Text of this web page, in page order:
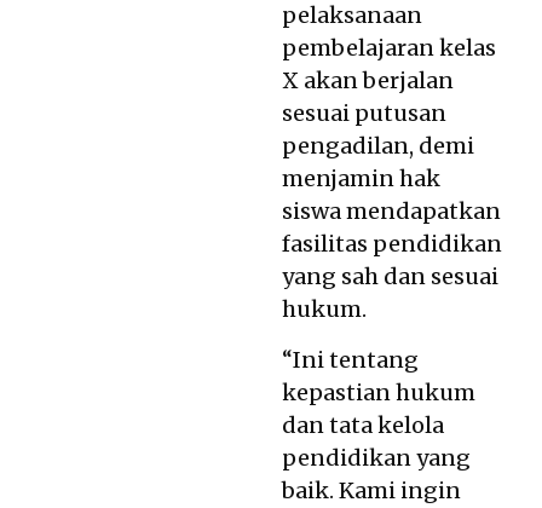
pelaksanaan
pembelajaran kelas
X akan berjalan
sesuai putusan
pengadilan, demi
menjamin hak
siswa mendapatkan
fasilitas pendidikan
yang sah dan sesuai
hukum.
“Ini tentang
kepastian hukum
dan tata kelola
pendidikan yang
baik. Kami ingin